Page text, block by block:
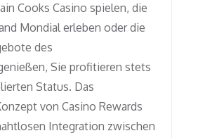
Cooks Casino spielen, die
Mondial erleben oder die
des
Sie profitieren stets
Status. Das
von Casino Rewards
Integration zwischen